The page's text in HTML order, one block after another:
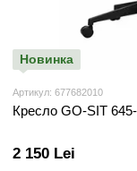
Новинка
Артикул: 677682010
Кресло GO-SIT
2 150 Lei